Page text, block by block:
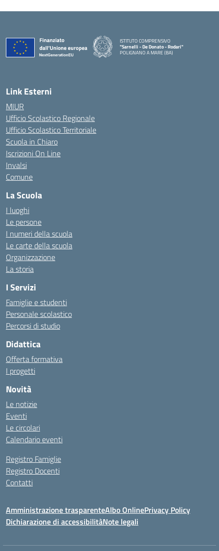
ISTITUTO COMPRENSIVO
"Sarnelli - De Donato - Rodari"
POLIGNANO A MARE (BA)
Link Esterni
MIUR
Ufficio Scolastico Regionale
Ufficio Scolastico Territoriale
Scuola in Chiaro
Iscrizioni On Line
Invalsi
Comune
La Scuola
I luoghi
Le persone
I numeri della scuola
Le carte della scuola
Organizzazione
La storia
I Servizi
Famiglie e studenti
Personale scolastico
Percorsi di studio
Didattica
Offerta formativa
I progetti
Novità
Le notizie
Eventi
Le circolari
Calendario eventi
Registro Famiglie
Registro Docenti
Contatti
Amministrazione trasparenteAlbo OnlinePrivacy Policy
Dichiarazione di accessibilitàNote legali